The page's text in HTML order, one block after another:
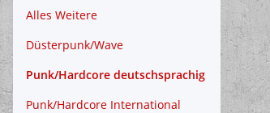
Alles Weitere
Düsterpunk/Wave
Punk/Hardcore deutschsprachig
Punk/Hardcore International